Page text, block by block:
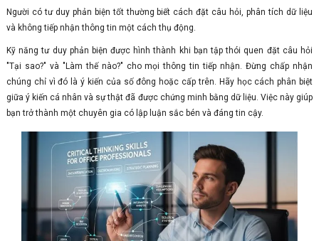
Người có tư duy phản biện tốt thường biết cách đặt câu hỏi, phân tích dữ liệu
và không tiếp nhận thông tin một cách thụ động.
Kỹ năng tư duy phản biện được hình thành khi bạn tập thói quen đặt câu hỏi
"Tại sao?" và "Làm thế nào?" cho mọi thông tin tiếp nhận. Đừng chấp nhận
chúng chỉ vì đó là ý kiến của số đông hoặc cấp trên. Hãy học cách phân biệt
giữa ý kiến cá nhân và sự thật đã được chứng minh bằng dữ liệu. Việc này giúp
bạn trở thành một chuyên gia có lập luận sắc bén và đáng tin cậy.